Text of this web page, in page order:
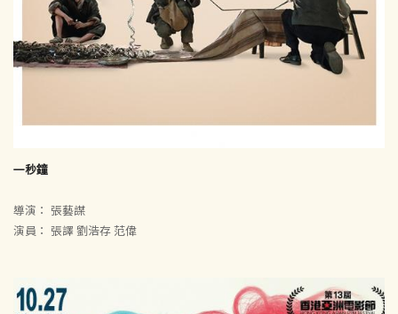
一秒鐘
導演： 張藝謀
演員： 張譯 劉浩存 范偉